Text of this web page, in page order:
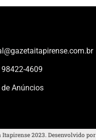
4609
Anúncios
Itapirense 2023. Desenvolvido por